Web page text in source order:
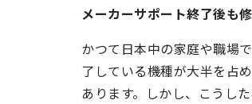
メーカーサポート終了後も
かつて日本中の家庭や職場
了している機種が大半を占
あります。しかし、こうし